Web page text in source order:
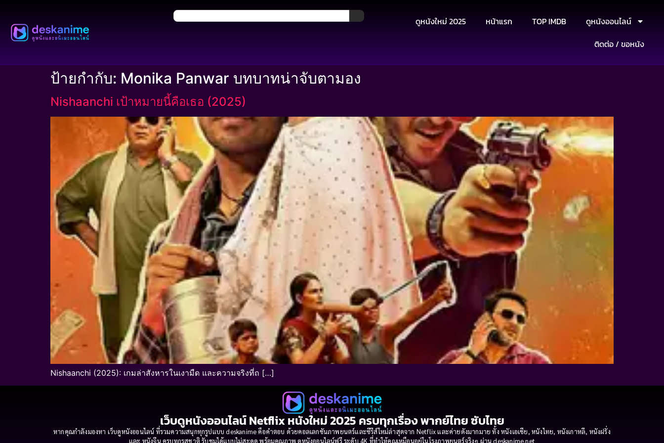
ดูหนังใหม่ 2025 หน้าแรก TOP IMDB
ดูหนังออนไลน์
ติดต่อ / ขอหนัง
ป้ายกำกับ: Monika Panwar บทบาทน่าจับตามอง
Nishaanchi เป้าหมายนี้คือเธอ (2025)
Nishaanchi (2025): เกมล่าสังหารในเงามืด และความจริงที่ถ […]
เว็บดูหนังออนไลน์ Netflix หนังใหม่ 2025 ครบทุกเรื่อง พากย์ไทย ซับไทย
หากคุณกำลังมองหา เว็บดูหนังออนไลน์ ที่รวมความสนุกทุกรูปแบบ deskanime คือคำตอบ ด้วยคอลเลกชันภาพยนตร์และซีรีส์ใหม่ล่าสุดจาก Netflix และค่ายดังมากมาย ทั้ง หนังเอเชีย, หนังไทย, หนังเกาหลี, หนังฝรั่ง
และ หนังจีน ครบทุกรสชาติ รับชมได้แบบไม่สะดุด พร้อมคุณภาพ ดูหนังออนไลน์ฟรี ระดับ 4K ที่ทำให้คุณเหมือนอยู่ในโรงภาพยนตร์จริงๆ ผ่าน deskanime.net